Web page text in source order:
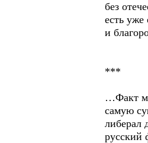
без
есть уже
и
***
…Факт
самую
либерал
русский